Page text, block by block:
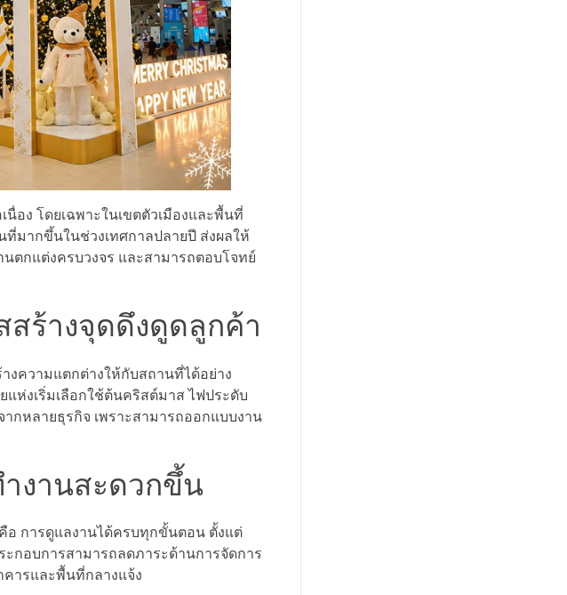
อง โดยเฉพาะในเขตตัวเมืองและพื้นที่
มากขึ้นในช่วงเทศกาลปลายปี ส่งผลให้
ตกแต่งครบวงจร และสามารถตอบโจทย์
สร้างจุดดึงดูดลูกค้า
งความแตกต่างให้กับสถานที่ได้อย่าง
ห่งเริ่มเลือกใช้ต้นคริสต์มาส ไฟประดับ
กหลายธุรกิจ เพราะสามารถออกแบบงาน
งานสะดวกขึ้น
อ การดูแลงานได้ครบทุกขั้นตอน ตั้งแต่
กอบการสามารถลดภาระด้านการจัดการ
ารและพื้นที่กลางแจ้ง